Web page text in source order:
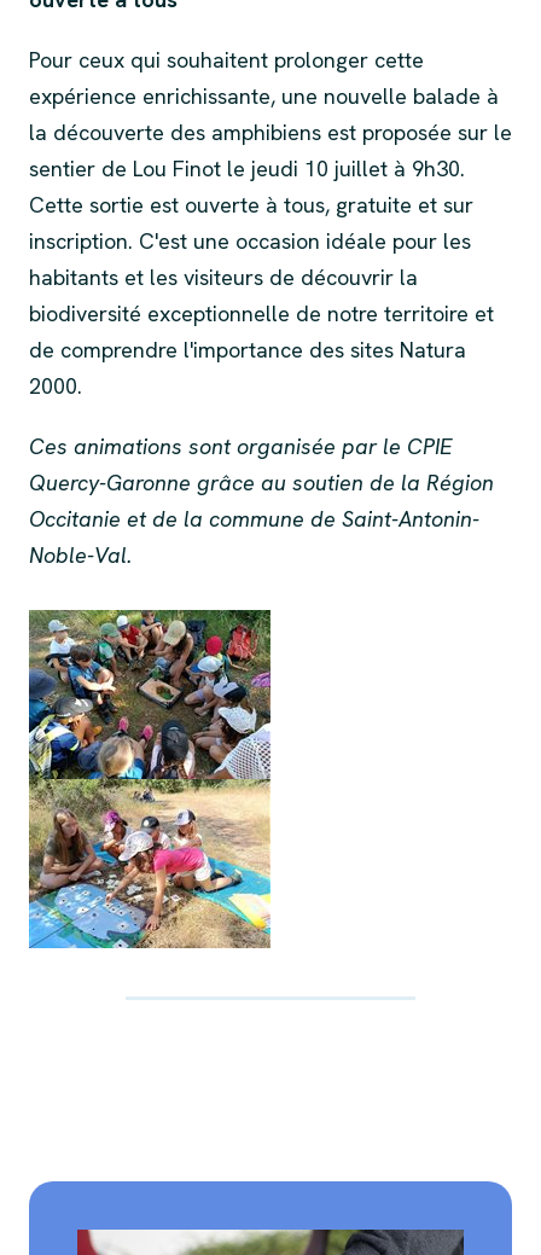
Pour ceux qui souhaitent prolonger cette
expérience enrichissante, une nouvelle balade à
la découverte des amphibiens est proposée sur le
sentier de Lou Finot le jeudi 10 juillet à 9h30.
Cette sortie est ouverte à tous, gratuite et sur
inscription. C'est une occasion idéale pour les
habitants et les visiteurs de découvrir la
biodiversité exceptionnelle de notre territoire et
de comprendre l'importance des sites Natura
2000.
Ces animations sont organisée par le CPIE
Quercy-Garonne grâce au soutien de la Région
Occitanie et de la commune de Saint-Antonin-
Noble-Val.